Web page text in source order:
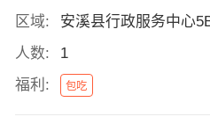
区域:
安溪县行政服务中心
人数:
1
福利:
包吃